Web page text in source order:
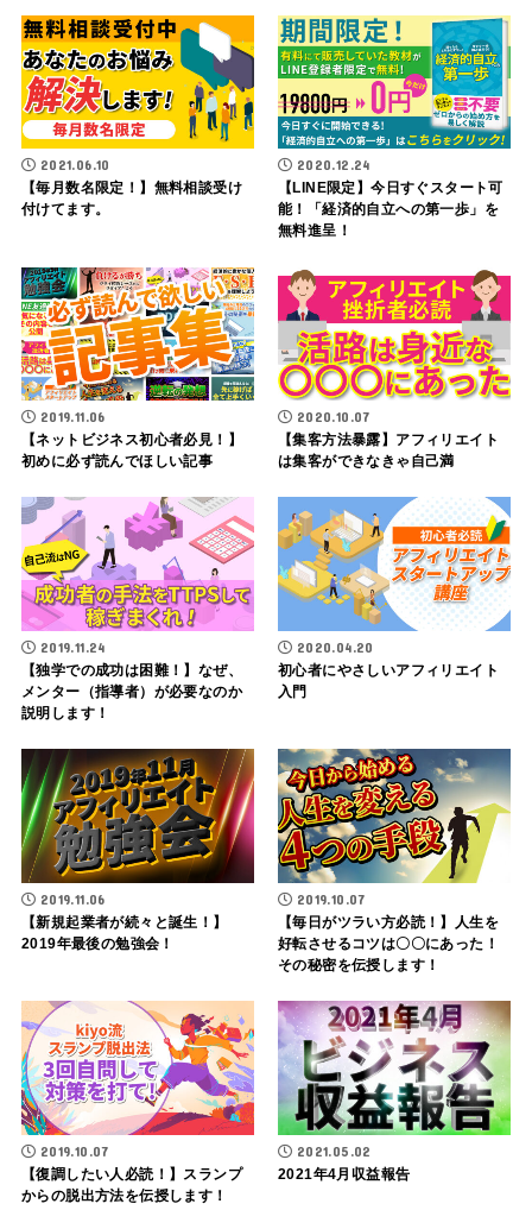
2021.06.10
【毎月数名限定！】無料相談受け
付けてます。
2020.12.24
【LINE限定】今日すぐスタート可
能！「経済的自立への第一歩」を
無料進呈！
2019.11.06
【ネットビジネス初心者必見！】
初めに必ず読んでほしい記事
2020.10.07
【集客方法暴露】アフィリエイト
は集客ができなきゃ自己満
2019.11.24
【独学での成功は困難！】なぜ、
メンター（指導者）が必要なのか
説明します！
2020.04.20
初心者にやさしいアフィリエイト
入門
2019.11.06
【新規起業者が続々と誕生！】
2019年最後の勉強会！
2019.10.07
【毎日がツラい方必読！】人生を
好転させるコツは〇〇にあった！
その秘密を伝授します！
2019.10.07
【復調したい人必読！】スランプ
からの脱出方法を伝授します！
2021.05.02
2021年4月収益報告